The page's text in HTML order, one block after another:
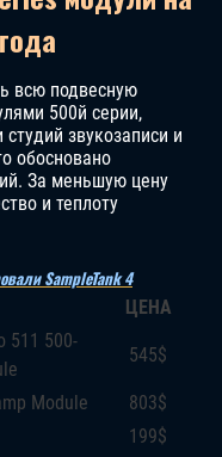
всю подвесную
500й серии,
звукозаписи и
обосновано
За меньшую цену
и теплоту
SampleTank 4
ЦЕНА
511 500-
545$
Module
803$
199$